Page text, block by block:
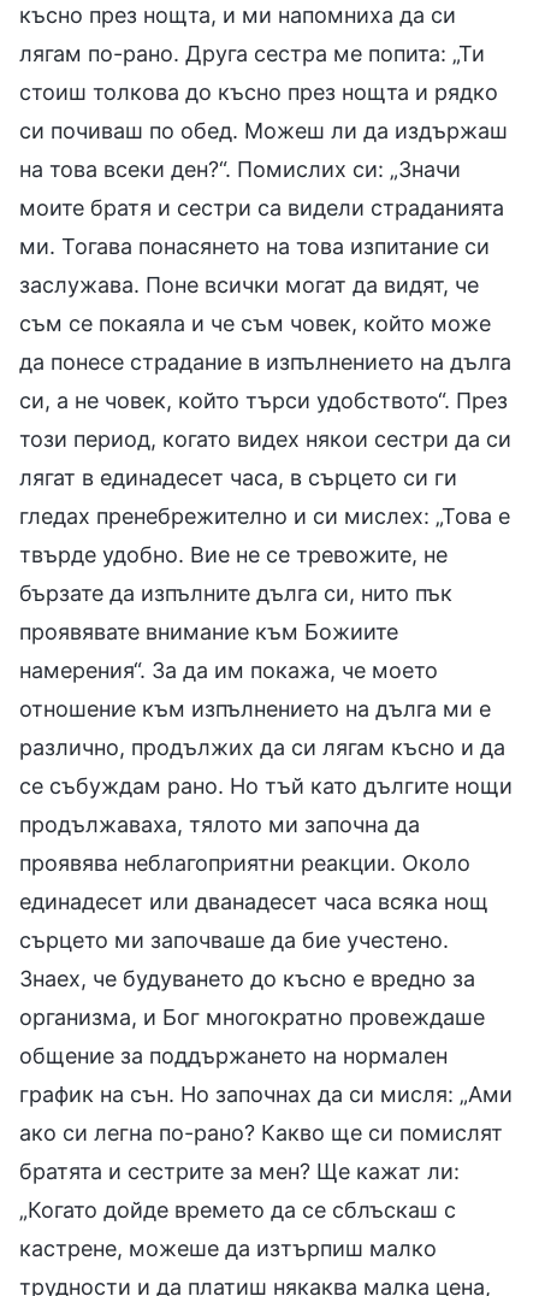
късно през нощта, и ми напомниха да си
лягам по-рано. Друга сестра ме попита: „Ти
стоиш толкова до късно през нощта и рядко
си почиваш по обед. Можеш ли да издържаш
на това всеки ден?“. Помислих си: „Значи
моите братя и сестри са видели страданията
ми. Тогава понасянето на това изпитание си
заслужава. Поне всички могат да видят, че
съм се покаяла и че съм човек, който може
да понесе страдание в изпълнението на дълга
си, а не човек, който търси удобството“. През
този период, когато видех някои сестри да си
лягат в единадесет часа, в сърцето си ги
гледах пренебрежително и си мислех: „Това е
твърде удобно. Вие не се тревожите, не
бързате да изпълните дълга си, нито пък
проявявате внимание към Божиите
намерения“. За да им покажа, че моето
отношение към изпълнението на дълга ми е
различно, продължих да си лягам късно и да
се събуждам рано. Но тъй като дългите нощи
продължаваха, тялото ми започна да
проявява неблагоприятни реакции. Около
единадесет или дванадесет часа всяка нощ
сърцето ми започваше да бие учестено.
Знаех, че будуването до късно е вредно за
организма, и Бог многократно провеждаше
общение за поддържането на нормален
график на сън. Но започнах да си мисля: „Ами
ако си легна по-рано? Какво ще си помислят
братята и сестрите за мен? Ще кажат ли:
„Когато дойде времето да се сблъскаш с
кастрене, можеше да изтърпиш малко
трудности и да платиш някаква малка цена,